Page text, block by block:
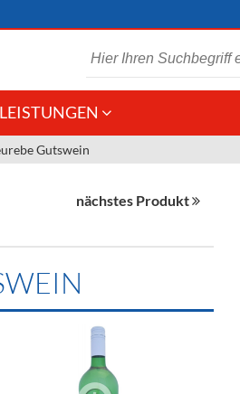
&
Gutswein
nächstes Produkt